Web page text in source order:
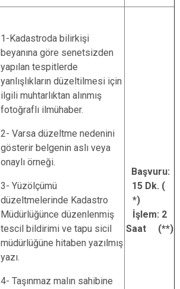
1-Kadastroda bilirkişi
beyanına göre senetsizden
yapılan tespitlerde
yanlışlıkların düzeltilmesi için
ilgili muhtarlıktan alınmış
fotoğraflı ilmühaber.
2- Varsa düzeltme nedenini
gösterir belgenin aslı veya
onaylı örneği.
3- Yüzölçümü
düzeltmelerinde Kadastro
Müdürlüğünce düzenlenmiş
tescil bildirimi ve tapu sicil
müdürlüğüne hitaben yazılmış
yazı.
4- Taşınmaz malın sahibine
Başvuru:
15 Dk. (
*)
İşlem: 2
Saat (**)